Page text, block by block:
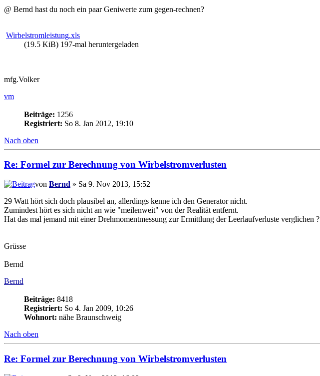
@ Bernd hast du noch ein paar Geniwerte zum gegen-rechnen?
Wirbelstromleistung.xls
(19.5 KiB) 197-mal heruntergeladen
mfg.Volker
vm
Beiträge: 1256
Registriert: So 8. Jan 2012, 19:10
Nach oben
Re: Formel zur Berechnung von Wirbelstromverlusten
von Bernd » Sa 9. Nov 2013, 15:52
29 Watt hört sich doch plausibel an, allerdings kenne ich den Generator nicht.
Zumindest hört es sich nicht an wie "meilenweit" von der Realität entfernt.
Hat das mal jemand mit einer Drehmomentmessung zur Ermittlung der Leerlaufverluste verglichen ?
Grüsse
Bernd
Bernd
Beiträge: 8418
Registriert: So 4. Jan 2009, 10:26
Wohnort: nähe Braunschweig
Nach oben
Re: Formel zur Berechnung von Wirbelstromverlusten